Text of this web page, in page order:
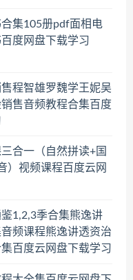
集105册pdf面相电
度网盘下载学习
程智雄罗魏学王妮吴
售音频教程合集百度
合一（自然拼读+国
）视频课程百度云网
1,2,3季合集熊逸讲
频课程熊逸讲透资治
百度云网盘下载学习